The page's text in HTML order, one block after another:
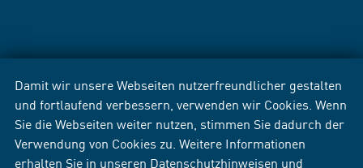
Damit wir unsere Webseiten nutzerfreundlicher gestalten
und fortlaufend verbessern, verwenden wir Cookies. Wenn
Sie die Webseiten weiter nutzen, stimmen Sie dadurch der
Verwendung von Cookies zu. Weitere Informationen
erhalten Sie in unseren Datenschutzhinweisen und